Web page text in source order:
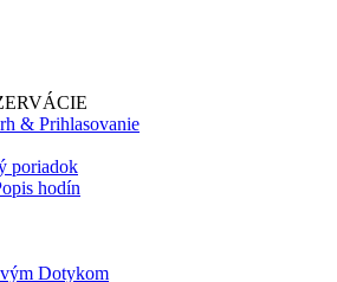
& Prihlasovanie
poriadok
hodín
Dotykom